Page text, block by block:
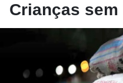
Crianças